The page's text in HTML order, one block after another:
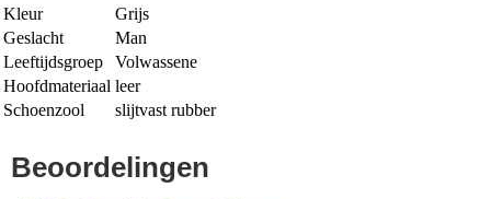
Kleur
Grijs
Geslacht
Man
Leeftijdsgroep
Volwassene
Hoofdmateriaal leer
Schoenzool
slijtvast rubber